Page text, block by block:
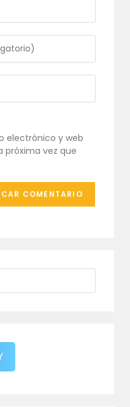
electrónico y web
próxima vez que